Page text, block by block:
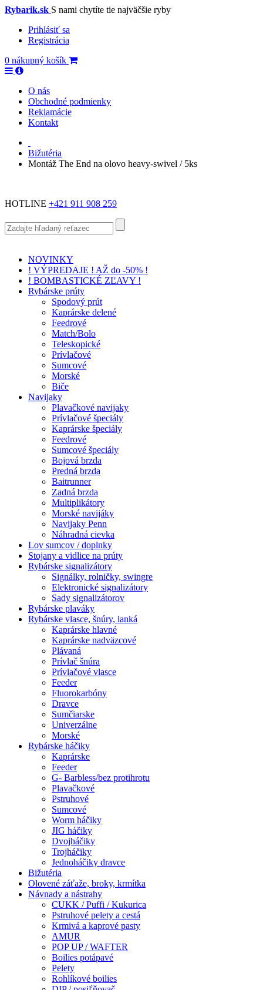
Rybarik.sk S nami chytíte tie najväčšie ryby
Prihlásiť sa
Registrácia
0 nákupný košík
O nás
Obchodné podmienky
Reklamácie
Kontakt
Bižutéria
Montáž The End na olovo heavy-swivel / 5ks
HOTLINE +421 911 908 259
NOVINKY
! VÝPREDAJE ! AŽ do -50% !
! BOMBASTICKÉ ZĽAVY !
Rybárske prúty
Spodový prút
Kaprárske delené
Feedrové
Match/Bolo
Teleskopické
Prívlačové
Sumcové
Morské
Biče
Navijaky
Plavačkové navijaky
Prívlačové špeciály
Kaprárske špeciály
Feedrové
Sumcové špeciály
Bojová brzda
Predná brzda
Baitrunner
Zadná brzda
Multiplikátory
Morské navijáky
Navijaky Penn
Náhradná cievka
Lov sumcov / doplnky
Stojany a vidlice na prúty
Rybárske signalizátory
Signálky, rolničky, swingre
Elektronické signalizátory
Sady signalizátorov
Rybárske plaváky
Rybárske vlasce, šnúry, lanká
Kaprárske hlavné
Kaprárske nadväzcové
Plávaná
Prívlač šnúra
Prívlačové vlasce
Feeder
Fluorokarbóny
Dravce
Sumčiarske
Univerzálne
Morské
Rybárske háčiky
Kaprárske
Feeder
G- Barbless/bez protihrotu
Plavačkové
Pstruhové
Sumcové
Worm háčiky
JIG háčiky
Dvojháčiky
Trojháčiky
Jednoháčiky dravce
Bižutéria
Olovené záťaže, broky, krmítka
Návnady a nástrahy
CUKK / Puffi / Kukurica
Pstruhové pelety a cestá
Krmivá a kaprové pasty
AMUR
POP UP / WAFTER
Boilies potápavé
Pelety
Rohlíkové boilies